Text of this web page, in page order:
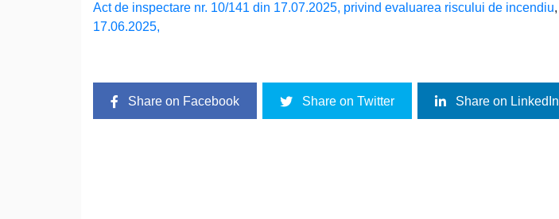
Act de inspectare nr. 10/141 din 17.07.2025, privind evaluarea riscului de incendiu,
17.06.2025,
Share on Facebook Share on Twitter Share on LinkedIn